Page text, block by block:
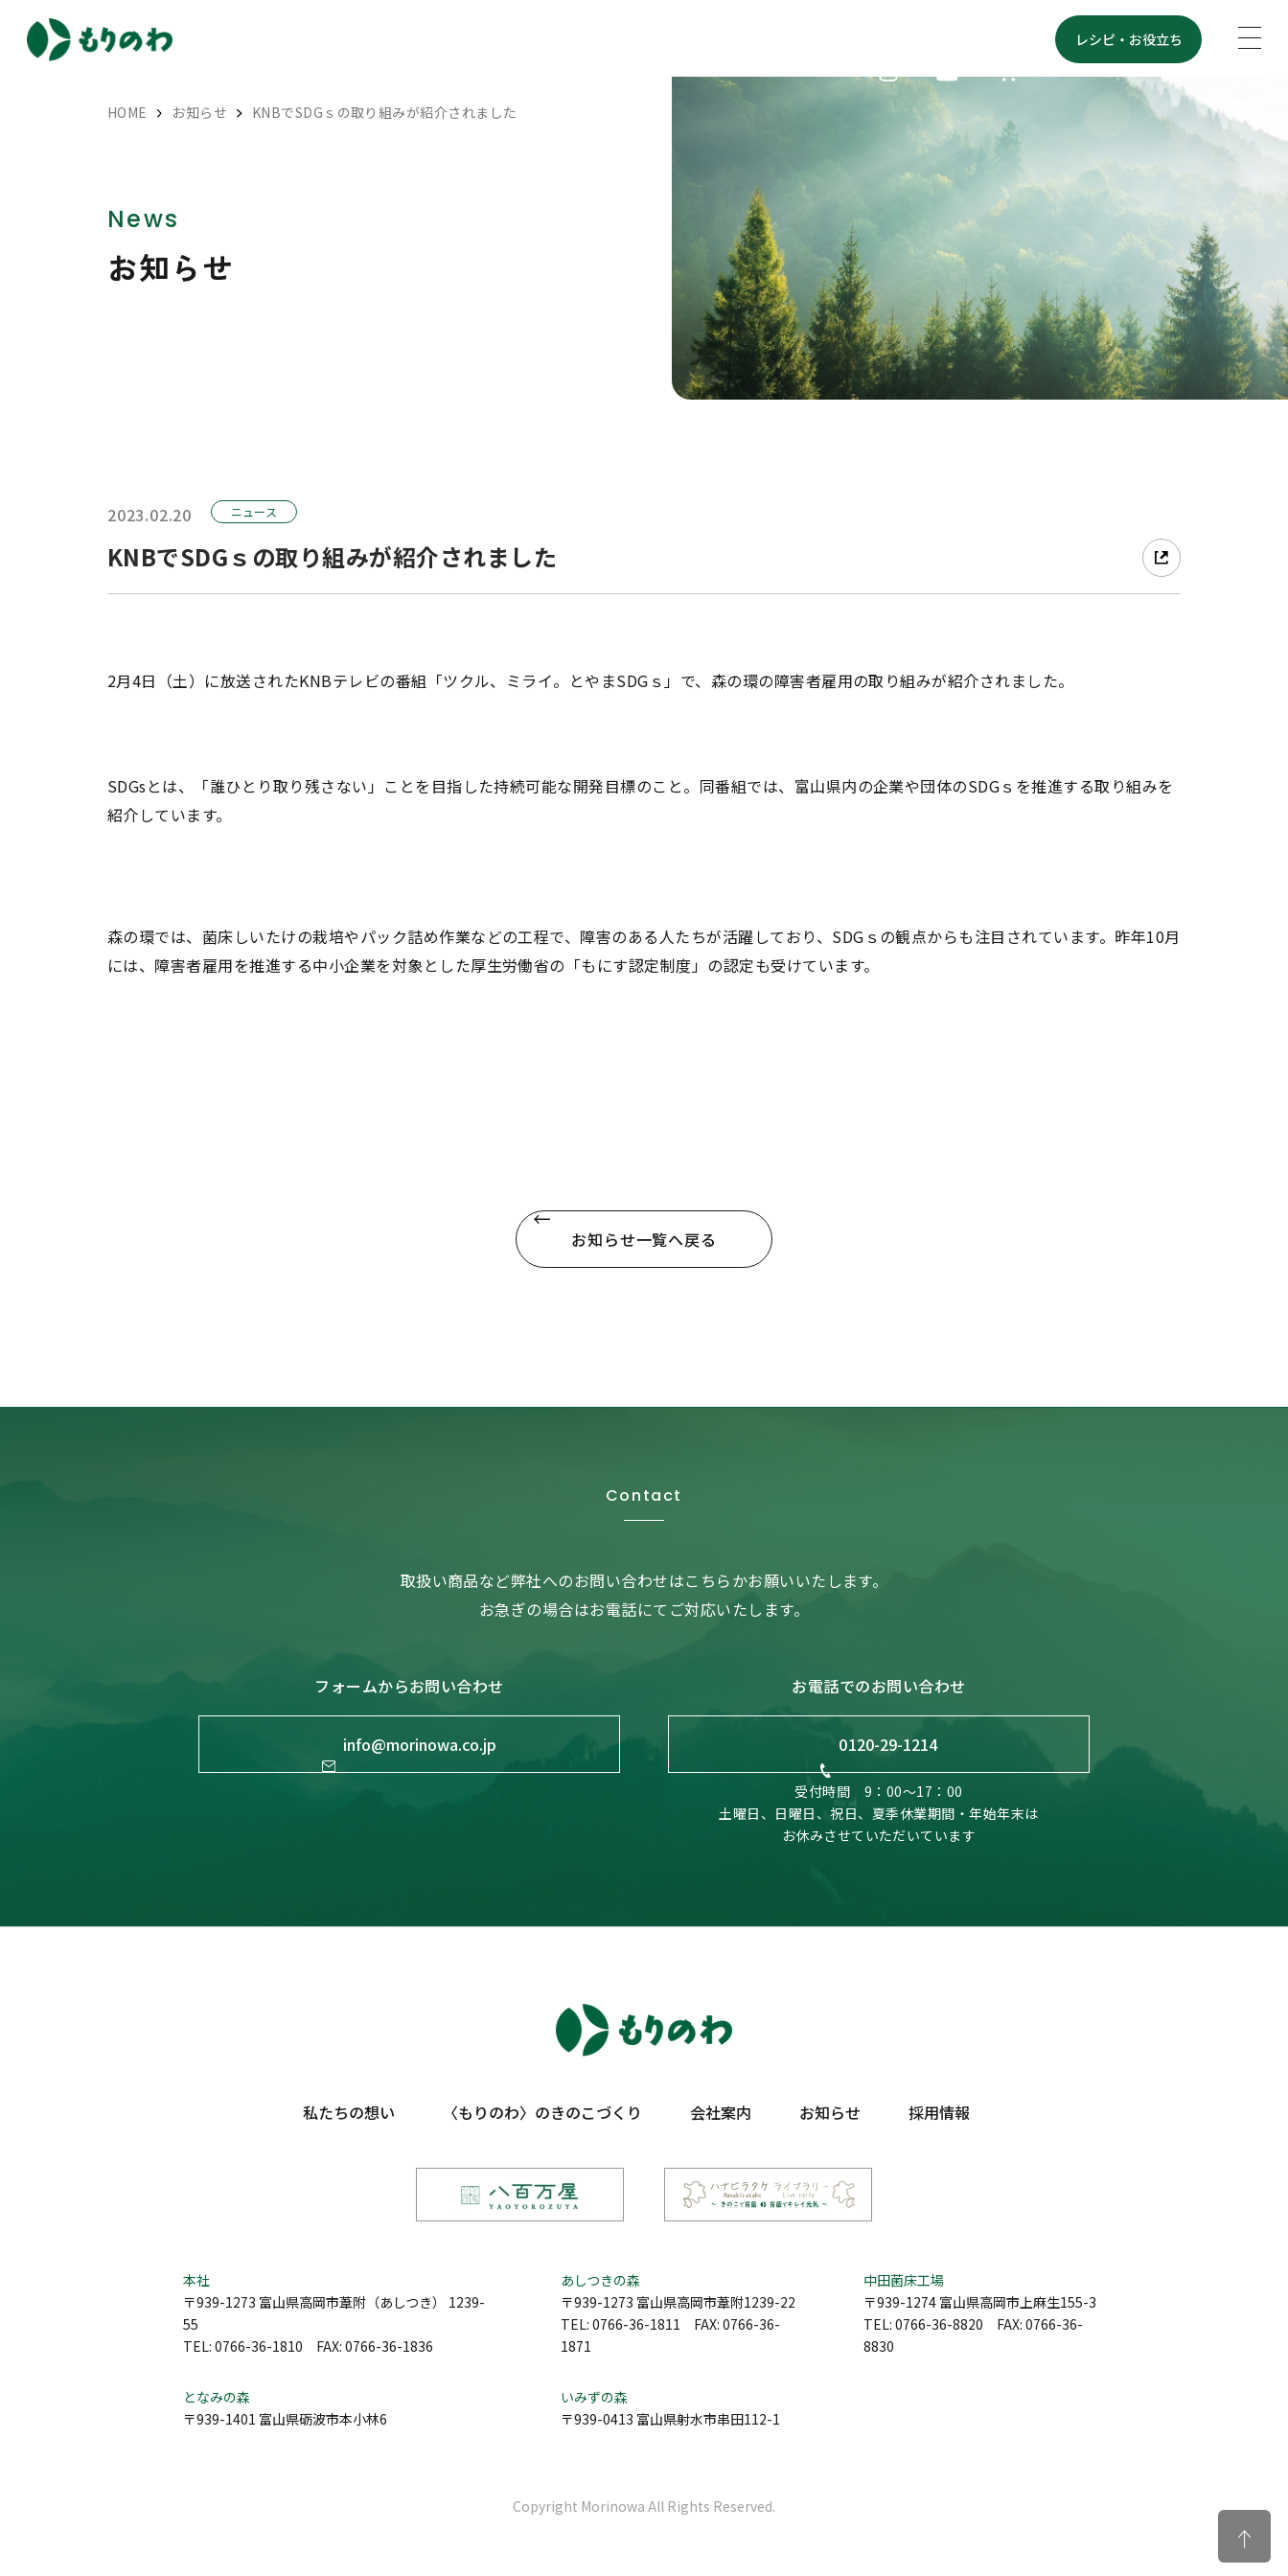
レシピ・ お役立ち
HOME お知らせ KNBでSDGｓの取り組みが紹介されました
News
お知らせ
2023.02.20 ニュース
KNBでSDGｓの取り組みが紹介されました
2月4日（土）に放送されたKNBテレビの番組「ツクル、ミライ。とやまSDGｓ」で、森の環の障害者雇用の取り組みが紹介されました。
SDGsとは、「誰ひとり取り残さない」ことを目指した持続可能な開発目標のこと。同番組では、富山県内の企業や団体のSDGｓを推進する取り組みを
紹介しています。
森の環では、菌床しいたけの栽培やパック詰め作業などの工程で、障害のある人たちが活躍しており、SDGｓの観点からも注目されています。昨年10月
には、障害者雇用を推進する中小企業を対象とした厚生労働省の「もにす認定制度」の認定も受けています。
お知らせ一覧へ戻る
Contact
取扱い商品など弊社へのお問い合わせはこちらかお願いいたします。
お急ぎの場合はお電話にてご対応いたします。
フォームからお問い合わせ
info@morinowa.co.jp
お電話でのお問い合わせ
0120-29-1214
受付時間 9：00～17：00
土曜日、日曜日、祝日、夏季休業期間・年始年末は
お休みさせていただいています
私たちの想い 〈もりのわ〉のきのこづくり 会社案内 お知らせ 採用情報
本社
〒939-1273 富山県高岡市葦附（あしつき） 1239-
55
TEL: 0766-36-1810 FAX: 0766-36-1836
あしつきの森
〒939-1273 富山県高岡市葦附1239-22
TEL: 0766-36-1811 FAX: 0766-36-
1871
中田菌床工場
〒939-1274 富山県高岡市上麻生155-3
TEL: 0766-36-8820 FAX: 0766-36-
8830
となみの森
〒939-1401 富山県砺波市本小林6
いみずの森
〒939-0413 富山県射水市串田112-1
Copyright Morinowa All Rights Reserved.